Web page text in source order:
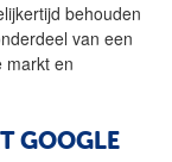
behouden
van een
markt en
GOOGLE